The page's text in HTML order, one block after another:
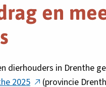
en
dierhouders in Drenthe
2025Deze(provincie